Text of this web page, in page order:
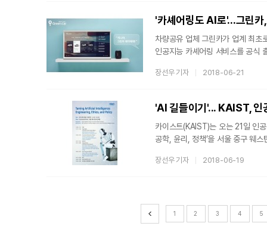
'카셰어링도 AI로'...그린
차량공유 업체 그린카가 업계 최
인공지능 카셰어링 서비스를 공식
서비스 메뉴는 ▲카셰어링 그린
차고지(그린존) 위치, 회원가입
장선우 기자 2018-06-21
'AI 길들이기'... KAIST, 인
카이스트(KAIST)는 오는 21일 인
공학, 윤리, 정책’을 서울 중구 웨
마련한 자리다. 인공지능이 보여줄
장선우 기자 2018-06-19
1 2 3 4 5